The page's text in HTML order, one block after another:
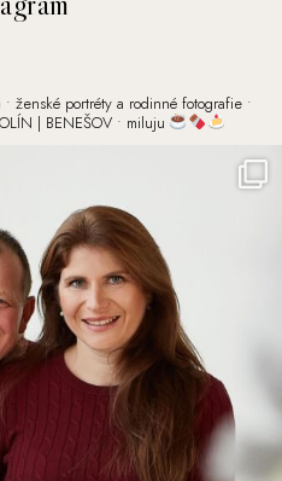
• ženské portréty a rodinné fotografie•
| BENEŠOV • miluju